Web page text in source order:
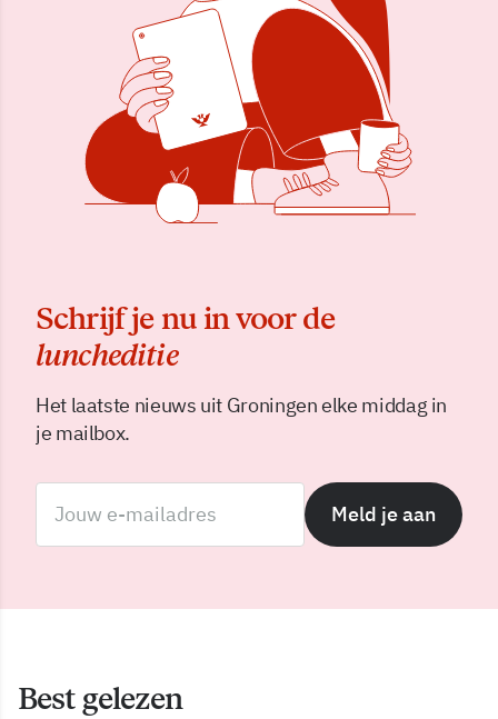
Schrijf je nu in voor de
luncheditie
Het laatste nieuws uit Groningen elke middag in
je mailbox.
Meld je aan
Best gelezen